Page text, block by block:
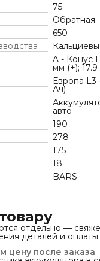
75
Обратная
650
A - Конус
мм (+); 17.9
Европа L3
Ач)
авто
190
278
175
18
BARS
отдельно —
деталей и оплаты.
цену после заказа